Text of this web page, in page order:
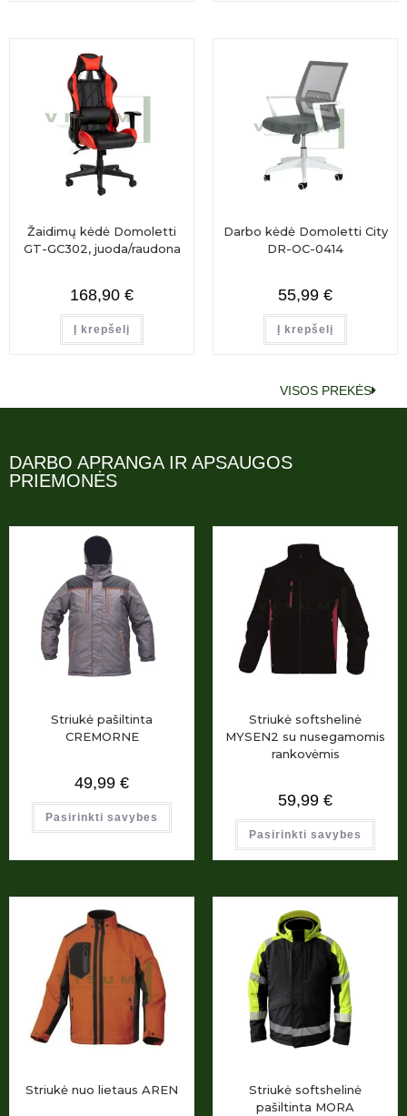
Žaidimų kėdė Domoletti
GT-GC302, juoda/raudona
168,90 €
Į krepšelį
Darbo kėdė Domoletti City
DR-OC-0414
55,99 €
Į krepšelį
VISOS PREKĖS
DARBO APRANGA IR APSAUGOS
PRIEMONĖS
Striukė pašiltinta
CREMORNE
49,99 €
Pasirinkti savybes
Striukė softshelinė
MYSEN2 su nusegamomis
rankovėmis
59,99 €
Pasirinkti savybes
Striukė nuo lietaus AREN
Striukė softshelinė
pašiltinta MORA